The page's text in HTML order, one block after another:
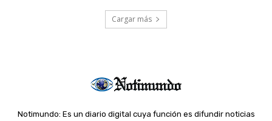
Cargar más
Notimundo: Es un diario digital cuya función es difundir noticias